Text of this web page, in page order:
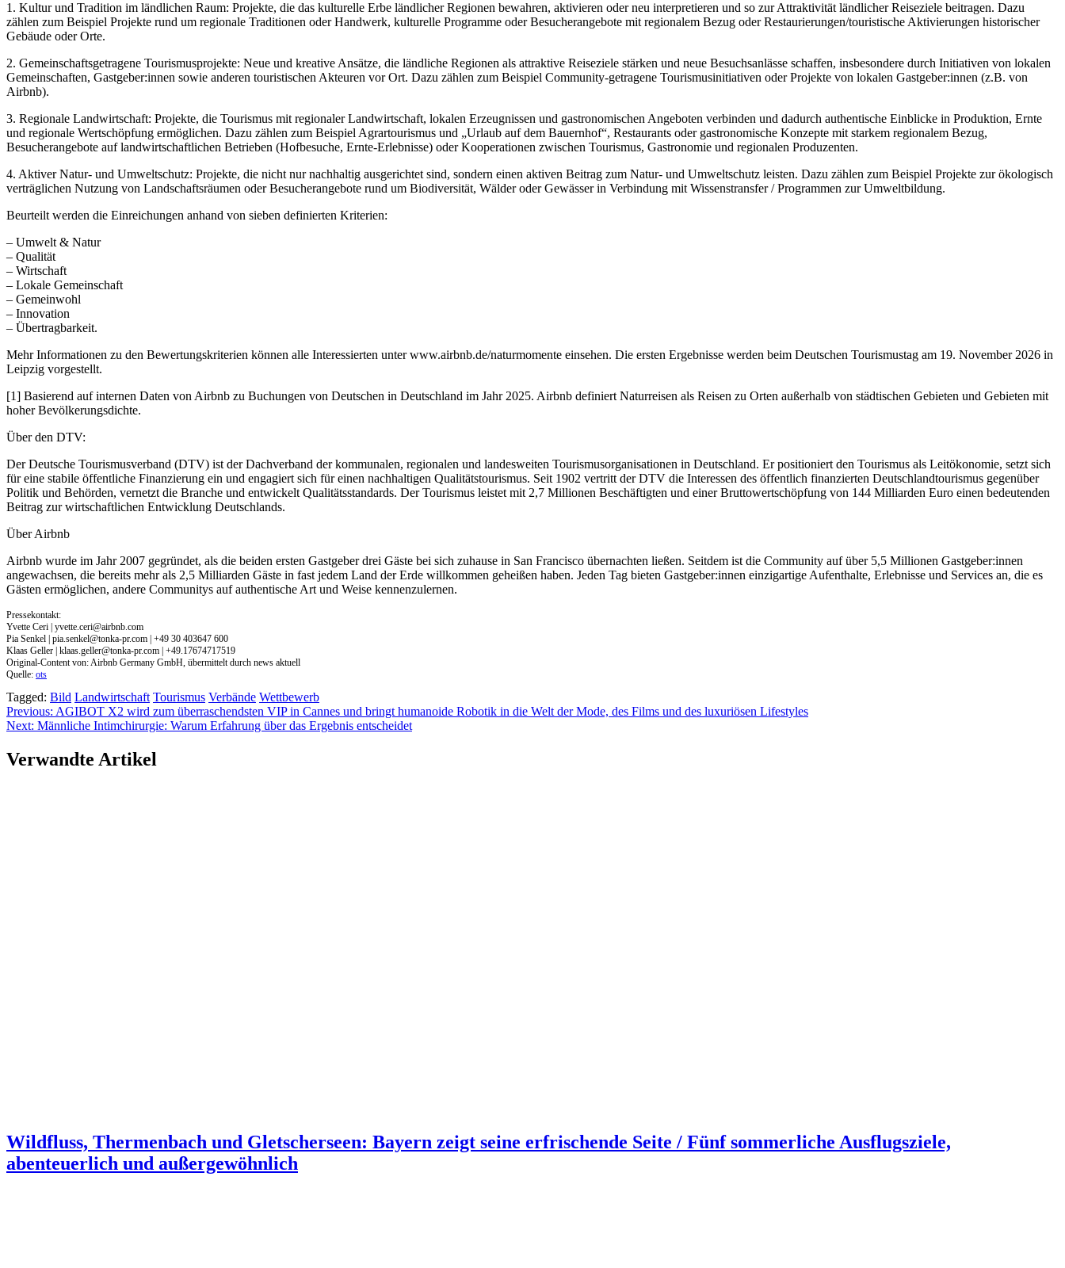
1. Kultur und Tradition im ländlichen Raum: Projekte, die das kulturelle Erbe ländlicher Regionen bewahren, aktivieren oder neu interpretieren und so zur Attraktivität ländlicher Reiseziele beitragen. Dazu
zählen zum Beispiel Projekte rund um regionale Traditionen oder Handwerk, kulturelle Programme oder Besucherangebote mit regionalem Bezug oder Restaurierungen/touristische Aktivierungen historischer
Gebäude oder Orte.
2. Gemeinschaftsgetragene Tourismusprojekte: Neue und kreative Ansätze, die ländliche Regionen als attraktive Reiseziele stärken und neue Besuchsanlässe schaffen, insbesondere durch Initiativen von lokalen
Gemeinschaften, Gastgeber:innen sowie anderen touristischen Akteuren vor Ort. Dazu zählen zum Beispiel Community-getragene Tourismusinitiativen oder Projekte von lokalen Gastgeber:innen (z.B. von
Airbnb).
3. Regionale Landwirtschaft: Projekte, die Tourismus mit regionaler Landwirtschaft, lokalen Erzeugnissen und gastronomischen Angeboten verbinden und dadurch authentische Einblicke in Produktion, Ernte
und regionale Wertschöpfung ermöglichen. Dazu zählen zum Beispiel Agrartourismus und „Urlaub auf dem Bauernhof“, Restaurants oder gastronomische Konzepte mit starkem regionalem Bezug,
Besucherangebote auf landwirtschaftlichen Betrieben (Hofbesuche, Ernte-Erlebnisse) oder Kooperationen zwischen Tourismus, Gastronomie und regionalen Produzenten.
4. Aktiver Natur- und Umweltschutz: Projekte, die nicht nur nachhaltig ausgerichtet sind, sondern einen aktiven Beitrag zum Natur- und Umweltschutz leisten. Dazu zählen zum Beispiel Projekte zur ökologisch
verträglichen Nutzung von Landschaftsräumen oder Besucherangebote rund um Biodiversität, Wälder oder Gewässer in Verbindung mit Wissenstransfer / Programmen zur Umweltbildung.
Beurteilt werden die Einreichungen anhand von sieben definierten Kriterien:
– Umwelt & Natur
– Qualität
– Wirtschaft
– Lokale Gemeinschaft
– Gemeinwohl
– Innovation
– Übertragbarkeit.
Mehr Informationen zu den Bewertungskriterien können alle Interessierten unter www.airbnb.de/naturmomente einsehen. Die ersten Ergebnisse werden beim Deutschen Tourismustag am 19. November 2026 in
Leipzig vorgestellt.
[1] Basierend auf internen Daten von Airbnb zu Buchungen von Deutschen in Deutschland im Jahr 2025. Airbnb definiert Naturreisen als Reisen zu Orten außerhalb von städtischen Gebieten und Gebieten mit
hoher Bevölkerungsdichte.
Über den DTV:
Der Deutsche Tourismusverband (DTV) ist der Dachverband der kommunalen, regionalen und landesweiten Tourismusorganisationen in Deutschland. Er positioniert den Tourismus als Leitökonomie, setzt sich
für eine stabile öffentliche Finanzierung ein und engagiert sich für einen nachhaltigen Qualitätstourismus. Seit 1902 vertritt der DTV die Interessen des öffentlich finanzierten Deutschlandtourismus gegenüber
Politik und Behörden, vernetzt die Branche und entwickelt Qualitätsstandards. Der Tourismus leistet mit 2,7 Millionen Beschäftigten und einer Bruttowertschöpfung von 144 Milliarden Euro einen bedeutenden
Beitrag zur wirtschaftlichen Entwicklung Deutschlands.
Über Airbnb
Airbnb wurde im Jahr 2007 gegründet, als die beiden ersten Gastgeber drei Gäste bei sich zuhause in San Francisco übernachten ließen. Seitdem ist die Community auf über 5,5 Millionen Gastgeber:innen
angewachsen, die bereits mehr als 2,5 Milliarden Gäste in fast jedem Land der Erde willkommen geheißen haben. Jeden Tag bieten Gastgeber:innen einzigartige Aufenthalte, Erlebnisse und Services an, die es
Gästen ermöglichen, andere Communitys auf authentische Art und Weise kennenzulernen.
Pressekontakt:
Yvette Ceri | yvette.ceri@airbnb.com
Pia Senkel | pia.senkel@tonka-pr.com | +49 30 403647 600
Klaas Geller | klaas.geller@tonka-pr.com | +49.17674717519
Original-Content von: Airbnb Germany GmbH, übermittelt durch news aktuell
Quelle: ots
Tagged: Bild Landwirtschaft Tourismus Verbände Wettbewerb
Beitragsnavigation
Previous: AGIBOT X2 wird zum überraschendsten VIP in Cannes und bringt humanoide Robotik in die Welt der Mode, des Films und des luxuriösen Lifestyles
Next: Männliche Intimchirurgie: Warum Erfahrung über das Ergebnis entscheidet
Verwandte Artikel
Wildfluss, Thermenbach und Gletscherseen: Bayern zeigt seine erfrischende Seite / Fünf sommerliche Ausflugsziele,
abenteuerlich und außergewöhnlich